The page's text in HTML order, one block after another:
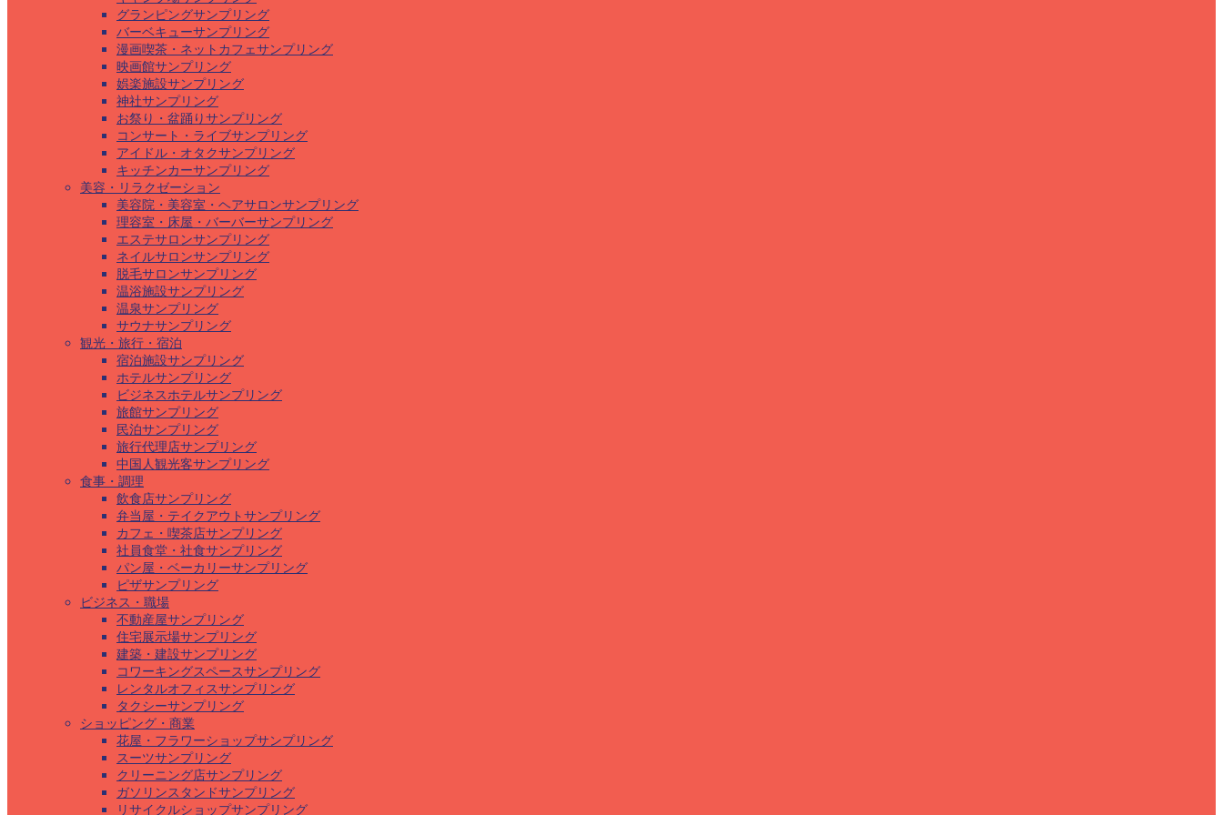
グランピングサンプリング
バーベキューサンプリング
漫画喫茶・ネットカフェサンプリング
映画館サンプリング
娯楽施設サンプリング
神社サンプリング
お祭り・盆踊りサンプリング
コンサート・ライブサンプリング
アイドル・オタクサンプリング
キッチンカーサンプリング
美容・リラクゼーション
美容院・美容室・ヘアサロンサンプリング
理容室・床屋・バーバーサンプリング
エステサロンサンプリング
ネイルサロンサンプリング
脱毛サロンサンプリング
温浴施設サンプリング
温泉サンプリング
サウナサンプリング
観光・旅行・宿泊
宿泊施設サンプリング
ホテルサンプリング
ビジネスホテルサンプリング
旅館サンプリング
民泊サンプリング
旅行代理店サンプリング
中国人観光客サンプリング
食事・調理
飲食店サンプリング
弁当屋・テイクアウトサンプリング
カフェ・喫茶店サンプリング
社員食堂・社食サンプリング
パン屋・ベーカリーサンプリング
ピザサンプリング
ビジネス・職場
不動産屋サンプリング
住宅展示場サンプリング
建築・建設サンプリング
コワーキングスペースサンプリング
レンタルオフィスサンプリング
タクシーサンプリング
ショッピング・商業
花屋・フラワーショップサンプリング
スーツサンプリング
クリーニング店サンプリング
ガソリンスタンドサンプリング
リサイクルショップサンプリング